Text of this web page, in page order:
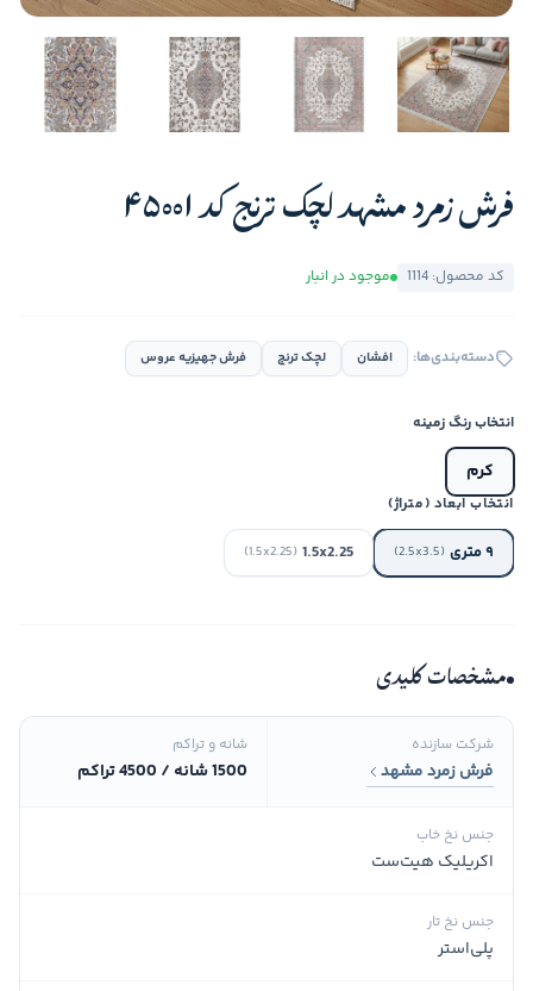
فرش زمرد مشهد لچک ترنج کد 45001
کد محصول: 1114 موجود در انبار
دسته‌بندی‌ها: افشان لچک ترنج فرش جهیزیه عروس
انتخاب رنگ زمینه
کرم
انتخاب ابعاد (متراژ)
۹ متری (2.5x3.5)
1.5x2.25
(1.5x2.25)
مشخصات کلیدی
شرکت سازنده
فرش زمرد مشهد
شانه و تراکم
1500 شانه / 4500 تراکم
جنس نخ خاب
اکریلیک هیت‌ست
جنس نخ تار
پلی‌استر